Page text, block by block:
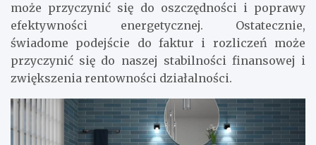
może przyczynić się do oszczędności i poprawy
efektywności energetycznej. Ostatecznie,
świadome podejście do faktur i rozliczeń może
przyczynić się do naszej stabilności finansowej i
zwiększenia rentowności działalności.